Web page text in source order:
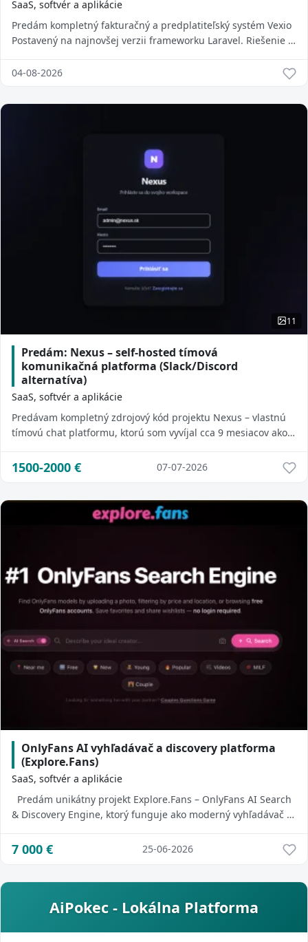
SaaS, softvér a aplikácie
Predám kompletný fakturačný a predplatiteľský systém Vexio
Postavený na najnovšej verzii frameworku Laravel. Riešenie je
04-08-2026
11
Predám: Nexus – self-hosted tímová
komunikačná platforma (Slack/Discord
alternatíva)
SaaS, softvér a aplikácie
Predávam kompletný zdrojový kód projektu Nexus – vlastnú
tímovú chat platformu, ktorú som vyvíjal cca 9 mesiacov ako
1500-2000 € 07-07-2026
OnlyFans AI vyhľadávač a discovery platforma
(Explore.Fans)
SaaS, softvér a aplikácie
Predám unikátny projekt Explore.Fans – OnlyFans AI Search
& Discovery Engine, ktorý funguje ako moderný vyhľadávač a
7 000 € 25-06-2026
AiPokec - Lokálna Platforma